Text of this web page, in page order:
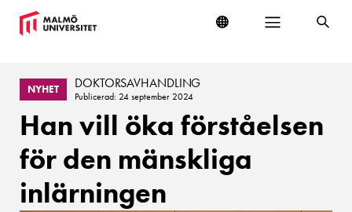
NYHET DOKTORSAVHANDLING
Publicerad: 24 september 2024
Han vill öka förståelsen
för den mänskliga
inlärningen